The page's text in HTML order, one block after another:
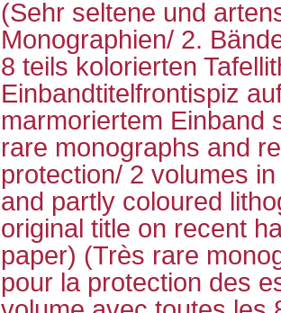
(Sehr seltene und
Monographien/ 2.
8 teils kolorierten
Einbandtitelfrontispiz
marmoriertem Einband
rare monographs and
protection/ 2 volumes
and partly coloured
original title on recent
paper) (Très rare
pour la protection des